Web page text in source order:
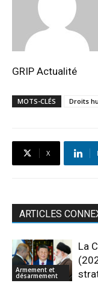
GRIP Actualité
MOTS-CLÉS Droits
X
ARTICLES
Armement et
désarmement
La